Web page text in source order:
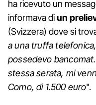
ha ricevuto un
informava diun
(Svizzera) dove si
a una truffa
possedevo
stessa serata, mi
Como, di 1.500 euro".